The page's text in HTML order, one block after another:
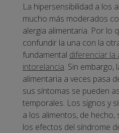
La hipersensibilidad a los
mucho más moderados
alergia alimentaria. Por lo
confundir la una con la
fundamental diferenciar la
intorelancia. Sin embargo,
alimentaria a veces pasa
sus síntomas se pueden
temporales. Los signos y
a los alimentos, de hecho,
los efectos del síndrome